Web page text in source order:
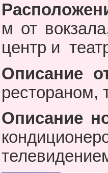
м от
центр и
Описание
рестораном,
Описание